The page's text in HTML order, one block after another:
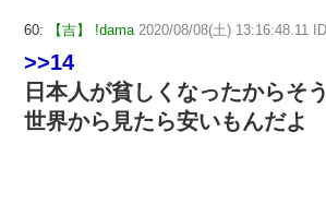
60: 【吉】 !dama 2020/08/08(土) 13:16:48.11
>>14
日本人が貧しくなったからそ
世界から見たら安いもんだよ